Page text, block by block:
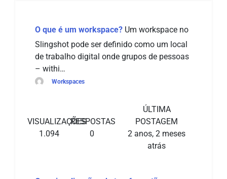
O que é um workspace? Um workspace no
Slingshot pode ser definido como um local
de trabalho digital onde grupos de pessoas
– withi…
Workspaces
VISUALIZAÇÕES
1.094
RESPOSTAS
0
ÚLTIMA
POSTAGEM
2 anos, 2 meses
atrás